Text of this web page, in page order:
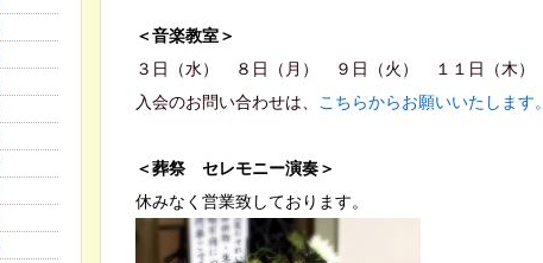
＜音楽教室＞
３日（水） ８日（月） ９日（火） １１日（木）
入会のお問い合わせは、
こちらからお願いいたします。
＜葬祭 セレモニー演奏＞
休みなく営業致しております。